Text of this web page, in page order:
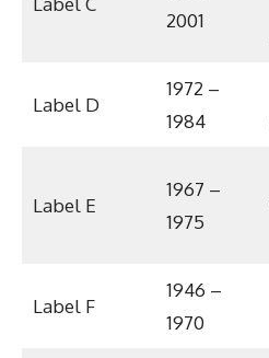
2001
Label D
1972 –
1984
Label E
1967 –
1975
Label F
1946 –
1970